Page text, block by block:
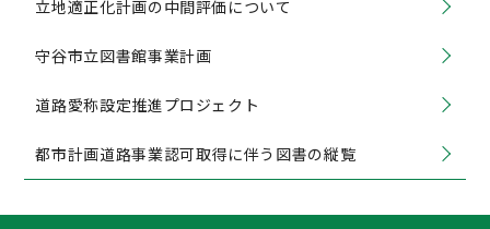
立地適正化計画の中間評価について
守谷市立図書館事業計画
道路愛称設定推進プロジェクト
都市計画道路事業認可取得に伴う図書の縦覧